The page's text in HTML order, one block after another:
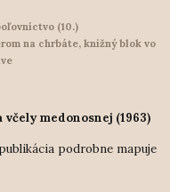
(10.)
na chrbáte, knižný blok vo
medonosnej (1963)
podrobne mapuje